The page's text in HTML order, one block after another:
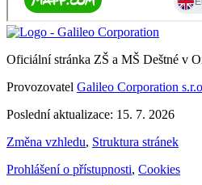
Oficiální stránka ZŠ a MŠ Deštné v
Provozovatel Galileo Corporation
Poslední aktualizace: 15. 7. 2026
Změna vzhledu, Struktura stránek
Prohlášení o přístupnosti, Cookies